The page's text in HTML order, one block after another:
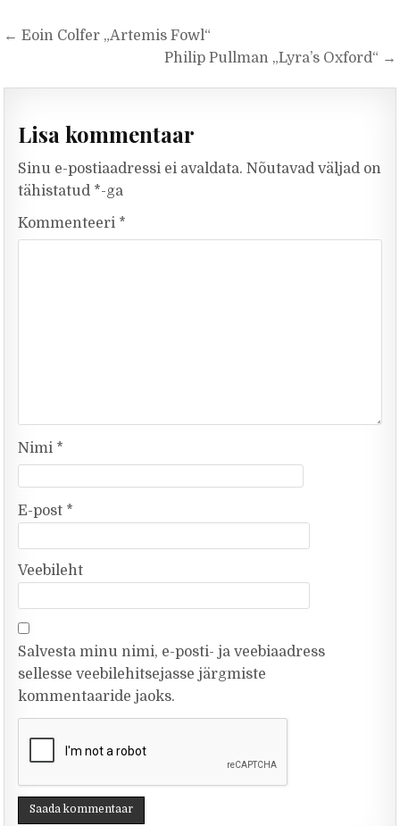
Navigeerimine
← Eoin Colfer „Artemis Fowl“
Philip Pullman „Lyra’s Oxford“ →
Lisa kommentaar
Sinu e-postiaadressi ei avaldata. Nõutavad väljad on
tähistatud *-ga
Kommenteeri *
Nimi *
E-post *
Veebileht
Salvesta minu nimi, e-posti- ja veebiaadress
sellesse veebilehitsejasse järgmiste
kommentaaride jaoks.